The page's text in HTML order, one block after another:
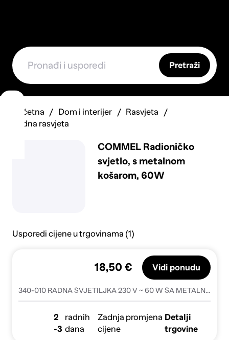
Pretraži
Početna Dom i interijer
Rasvjeta
Radna rasvjeta
COMMEL Radioničko
svjetlo, s metalnom
košarom, 60W
Usporedi cijene u trgovinama (1)
340-010 RADNA SVJETILJKA 230 V ~ 60 W SA METALNOM ZAŠTITNOM KOŠAROM 3858890442564
18,50 € Vidi ponudu
2
-3
radnih
dana
Zadnja promjena
cijene
Detalji
trgovine